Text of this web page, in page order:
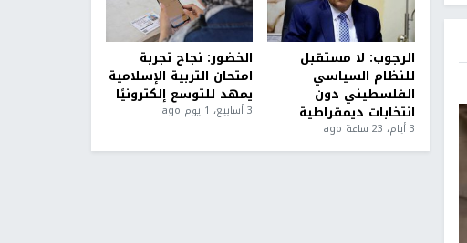
الرجوب: لا مستقبل
للنظام السياسي
الفلسطيني دون
انتخابات ديمقراطية
3 أيام، 23 ساعة ago
الخضور: نجاح تجربة
امتحان التربية الإسلامية
يمهد للتوسع إلكترونيًا
3 أسابيع، 1 يوم ago